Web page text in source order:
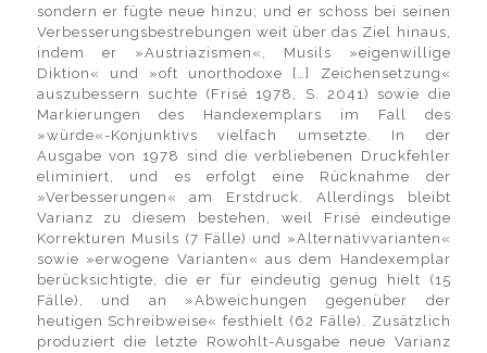
sondern er fügte neue hinzu; und er schoss bei seinen
Verbesserungsbestrebungen weit über das Ziel hinaus,
indem er »Austriazismen«, Musils »eigenwillige
Diktion« und »oft unorthodoxe […] Zeichensetzung«
auszubessern suchte (Frisé 1978, S. 2041) sowie die
Markierungen des Handexemplars im Fall des
»würde«-Konjunktivs vielfach umsetzte. In der
Ausgabe von 1978 sind die verbliebenen Druckfehler
eliminiert, und es erfolgt eine Rücknahme der
»Verbesserungen« am Erstdruck. Allerdings bleibt
Varianz zu diesem bestehen, weil Frisé eindeutige
Korrekturen Musils (7 Fälle) und »Alternativvarianten«
sowie »erwogene Varianten« aus dem Handexemplar
berücksichtigte, die er für eindeutig genug hielt (15
Fälle), und an »Abweichungen gegenüber der
heutigen Schreibweise« festhielt (62 Fälle). Zusätzlich
produziert die letzte Rowohlt-Ausgabe neue Varianz